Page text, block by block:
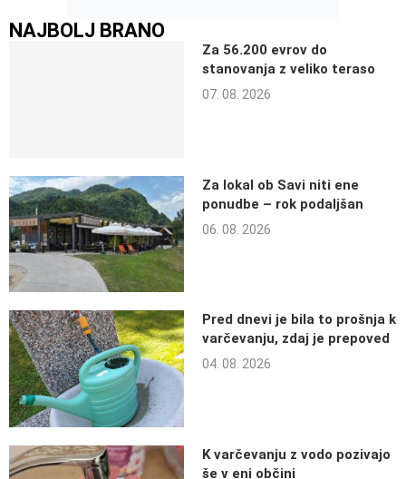
NAJBOLJ BRANO
Za 56.200 evrov do
stanovanja z veliko teraso
07. 08. 2026
Za lokal ob Savi niti ene
ponudbe – rok podaljšan
06. 08. 2026
Pred dnevi je bila to prošnja k
varčevanju, zdaj je prepoved
04. 08. 2026
K varčevanju z vodo pozivajo
še v eni občini